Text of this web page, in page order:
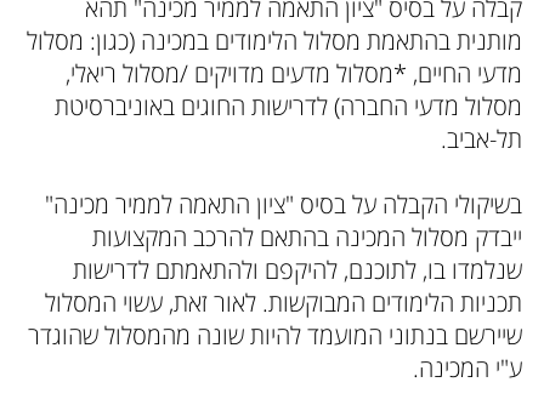
קבלה על בסיס "ציון התאמה לממיר מכינה" תהא
מותנית בהתאמת מסלול הלימודים במכינה (כגון: מסלול
מדעי החיים, *מסלול מדעים מדויקים /מסלול ריאלי,
מסלול מדעי החברה) לדרישות החוגים באוניברסיטת
תל-אביב.
בשיקולי הקבלה על בסיס "ציון התאמה לממיר מכינה"
ייבדק מסלול המכינה בהתאם להרכב המקצועות
שנלמדו בו, לתוכנם, להיקפם ולהתאמתם לדרישות
תכניות הלימודים המבוקשות. לאור זאת, עשוי המסלול
שיירשם בנתוני המועמד להיות שונה מהמסלול שהוגדר
ע"י המכינה.